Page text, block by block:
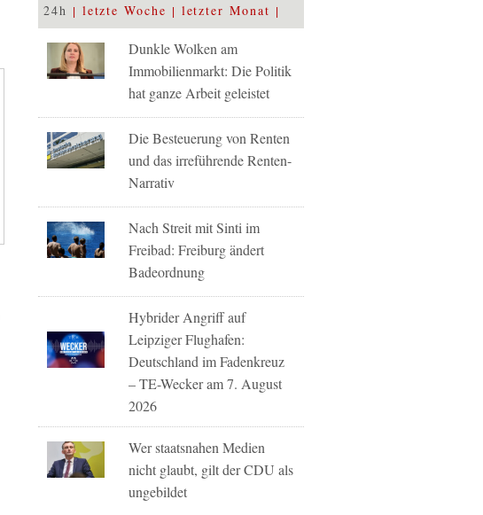
24h letzte Woche letzter Monat
Dunkle Wolken am
Immobilienmarkt: Die Politik
hat ganze Arbeit geleistet
Die Besteuerung von Renten
und das irreführende Renten-
Narrativ
Nach Streit mit Sinti im
Freibad: Freiburg ändert
Badeordnung
Hybrider Angriff auf
Leipziger Flughafen:
Deutschland im Fadenkreuz
– TE-Wecker am 7. August
2026
Wer staatsnahen Medien
nicht glaubt, gilt der CDU als
ungebildet